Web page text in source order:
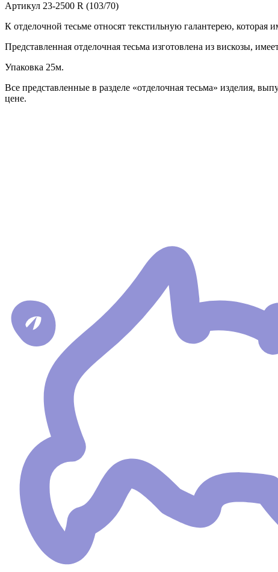
Артикул 23-2500 R (103/70)
К отделочной тесьме относят текстильную галантерею,
Представленная отделочная тесьма изготовлена из вискозы,
Упаковка 25м.
Все представленные в разделе «отделочная тесьма» изделия,
цене.